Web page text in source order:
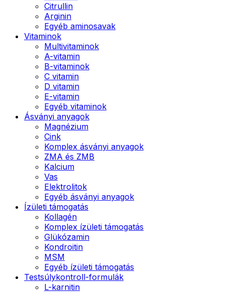
Citrullin
Arginin
Egyéb aminosavak
Vitaminok
Multivitaminok
A-vitamin
B-vitaminok
C vitamin
D vitamin
E-vitamin
Egyéb vitaminok
Ásványi anyagok
Magnézium
Cink
Komplex ásványi anyagok
ZMA és ZMB
Kalcium
Vas
Elektrolitok
Egyéb ásványi anyagok
Ízületi támogatás
Kollagén
Komplex ízületi támogatás
Glükózamin
Kondroitin
MSM
Egyéb ízületi támogatás
Testsúlykontroll-formulák
L-karnitin